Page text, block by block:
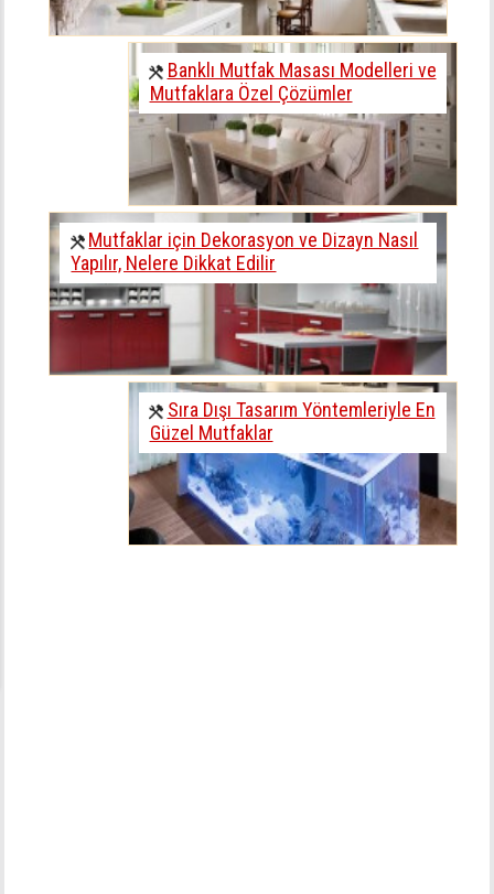
Banklı Mutfak Masası Modelleri ve
Mutfaklara Özel Çözümler
Mutfaklar için Dekorasyon ve Dizayn Nasıl
Yapılır, Nelere Dikkat Edilir
Sıra Dışı Tasarım Yöntemleriyle En
Güzel Mutfaklar